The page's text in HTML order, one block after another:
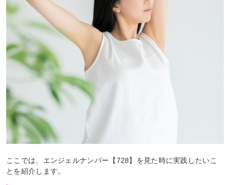
ここでは、エンジェルナンバー【728】を見た時に実践したいこ
とを紹介します。